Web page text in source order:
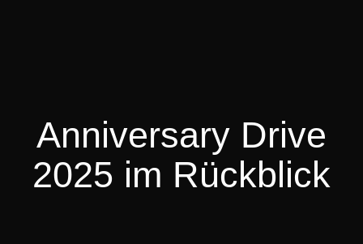
Anniversary Drive
2025 im Rückblick